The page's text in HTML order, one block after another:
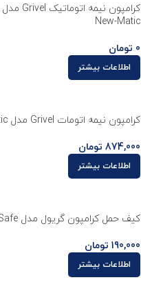
New-Matic
0 تومان
اطلاعات بیشتر
کرامپون نیمه اتومات Grivel مدل G 22 New-Matic
874,000 تومان
اطلاعات بیشتر
کیف حمل کرامپون گریول مدل Crampon Safe
190,000 تومان
اطلاعات بیشتر